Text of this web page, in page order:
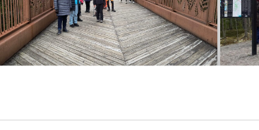
sillan ylittäjät